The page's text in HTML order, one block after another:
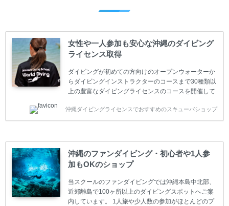
女性や一人参加も安心な沖縄のダイビング
ライセンス取得
ダイビングが初めての方向けのオープンウォーターか
らダイビングインストラクターのコースまで30種類以
上の豊富なダイビングライセンスのコースを開催して
(TEC)のコースもご用意しています。 当スクールを受
講するお客様は一人参加などの少人数のご参加が最も
スクールです。各種ダイビングライセンス取得コース
は年間を通じてキャンペーンを行っています。 ベーシ
ックダイバー(Cカード) 1日間+eラーニング 最安値キ
ャンペーン ￥22800(税込) ￥16800(税込) 器材 / 送
迎 / 保険 / 全て込み ダイビング...
沖縄ダイビングライセンスでおすすめのスキューバショップ
沖縄のファンダイビング・初心者や1人参
加もOKのショップ
当スクールのファンダイビングでは沖縄本島中北部、
近郊離島で100ヶ所以上のダイビングスポットへご案
内しています。 1人旅や少人数の参加がほとんどのプ